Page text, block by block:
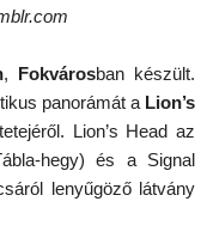
, Fokvárosban készült.
panorámát a Lion’s
Lion’s Head az
hegy) és a Signal
lenyűgöző látvány